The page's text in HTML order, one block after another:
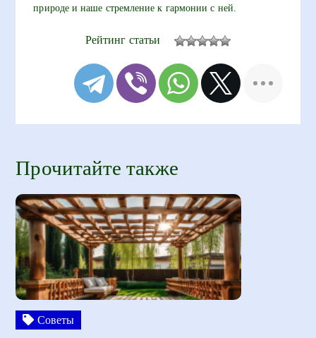
природе и наше стремление к гармонии с ней.
Рейтинг статьи
Прочитайте также
Советы